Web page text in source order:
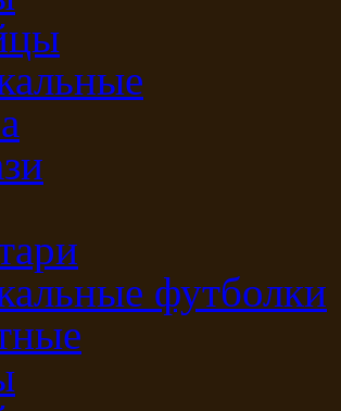
футболки